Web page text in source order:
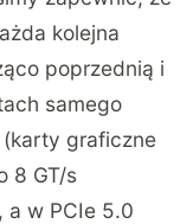
kolejna
poprzednią i
samego
graficzne
8 GT/s
a w PCIe 5.0